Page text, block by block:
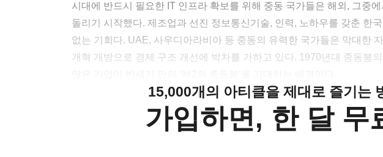
시대에 반드시 필요한 IT 인프라 확보를 위해 중동 국가들은 해외, 그중
돌리기 시작했다. 제조업과 선진 정보통신기술, 인력, 노하우를 갖춘 한
없는 기회다. UAE, 사우디아라비아 등 중동의 유력한 국가들은 막대한
개혁 개방으로 경제 구조 개선에 박차를 가하고 있다. 1970년대 중동붐
15,000개의 아티클을 제대로 즐기는
가입하면, 한 달 무